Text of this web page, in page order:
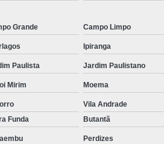
Grande Campo Limpo
Ipiranga
Paulista Jardim Paulistano
Mirim Moema
Vila Andrade
Funda Butantã
Perdizes